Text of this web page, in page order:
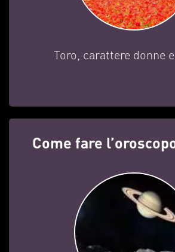
Toro, carattere donne
Come fare